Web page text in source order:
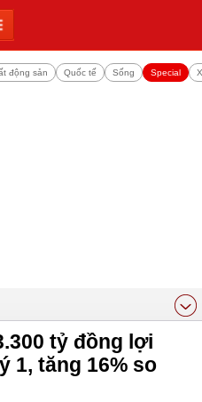
động sản Quốc tế Sống Special
tỷ đồng lợi
1, tăng 16% so